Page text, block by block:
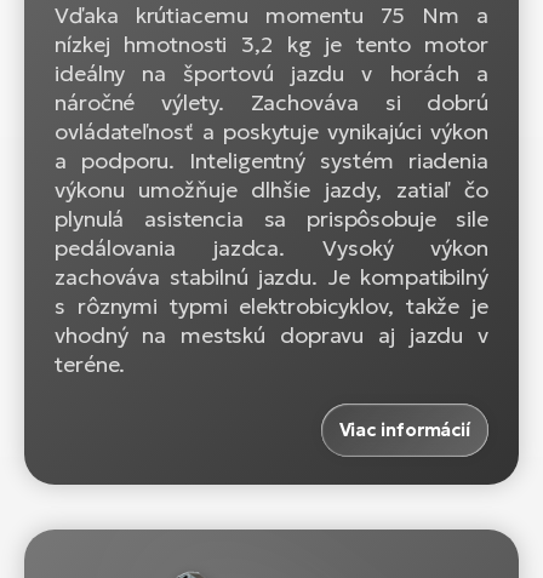
Vďaka krútiacemu momentu 75 Nm a
nízkej hmotnosti 3,2 kg je tento motor
ideálny na športovú jazdu v horách a
náročné výlety. Zachováva si dobrú
ovládateľnosť a poskytuje vynikajúci výkon
a podporu. Inteligentný systém riadenia
výkonu umožňuje dlhšie jazdy, zatiaľ čo
plynulá asistencia sa prispôsobuje sile
pedálovania jazdca. Vysoký výkon
zachováva stabilnú jazdu. Je kompatibilný
s rôznymi typmi elektrobicyklov, takže je
vhodný na mestskú dopravu aj jazdu v
teréne.
Viac informácií